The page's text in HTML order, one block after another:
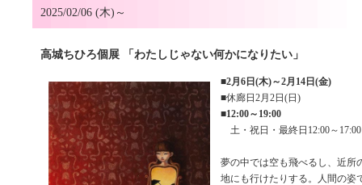
2025/02/06 (木)～
高城ちひろ個展 「わたしじゃない何かになりたい」
■2月6日(木)～2月14日(金)
■休廊日2月2日(日)
■12:00～19:00
土・祝日・最終日12:00～17:00
夢の中では空も飛べるし、近所
地にも行けたりする。人間の姿